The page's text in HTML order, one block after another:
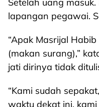
lapangan pegawai.
“Apak Masrijal
(makan surang),”
jati dirinya tidak
“Kami sudah
waktu dekat ini,